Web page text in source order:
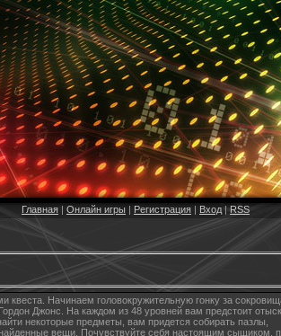
Главная | Онлайн игры | Регистрация | Вход|RSS
квеста. Начинаем головокружительную гонку за
Джонс. На каждом из 48 уровней вам предстоит
некоторые предметы, вам придется собирать пазлы,
вещи. Почувствуйте себя настоящим сыщиком,